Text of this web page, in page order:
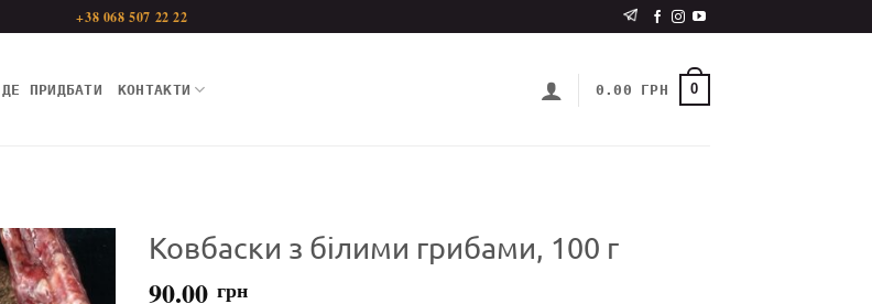
+38 068 507 22 22
ДЕ ПРИДБАТИ КОНТАКТИ 0.00 ГРН 0
Ковбаски з білими грибами, 100 г
90.00 грн